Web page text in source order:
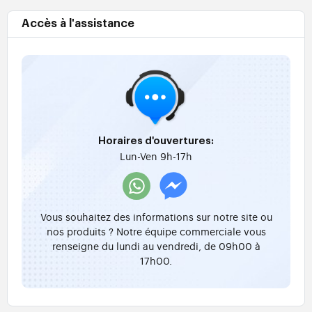
Accès à l'assistance
Horaires d'ouvertures:
Lun-Ven 9h-17h
Vous souhaitez des informations sur notre site ou
nos produits ? Notre équipe commerciale vous
renseigne du lundi au vendredi, de 09h00 à
17h00.